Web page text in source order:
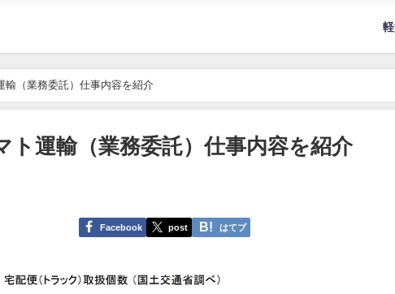
輸（業務委託）仕事内容を紹介
ト運輸（業務委託）仕事内容を紹介
Facebook post はてブ